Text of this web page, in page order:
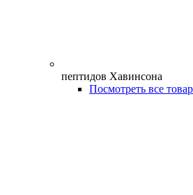
пептидов Хавинсона
Посмотреть все